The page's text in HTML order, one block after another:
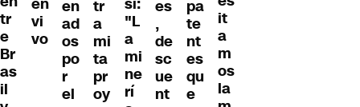
tr
e
Br
as
il
vi
vo
en
ad
os
po
r
el
tr
a
mi
ta
pr
oy
"L
a
mi
ne
rí
es
,
de
sc
ue
nt
pa
te
nt
es
qu
e
it
a
m
os
la